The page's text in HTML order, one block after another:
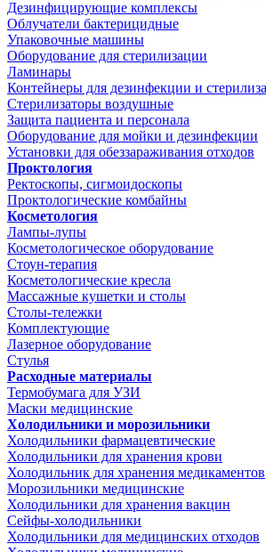
Дезинфицирующие комплексы
Облучатели бактерицидные
Упаковочные машины
Оборудование для стерилизации
Ламинары
Контейнеры для дезинфекции и
Стерилизаторы воздушные
Защита пациента и персонала
Оборудование для мойки и дезинфекции
Установки для обеззараживания отходов
Проктология
Ректоскопы, сигмоидоскопы
Проктологические комбайны
Косметология
Лампы-лупы
Косметологическое оборудование
Стоун-терапия
Косметологические кресла
Массажные кушетки и столы
Столы-тележки
Комплектующие
Лазерное оборудование
Стулья
Расходные материалы
Термобумага для УЗИ
Маски медицинские
Холодильники и морозильники
Холодильники фармацевтические
Холодильники для хранения крови
Холодильник для хранения медикаментов
Морозильники медицинские
Холодильники для хранения вакцин
Сейфы-холодильники
Холодильники для медицинских отходов